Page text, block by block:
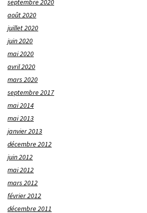
août 2020
juillet 2020
juin 2020
mai 2020
avril 2020
mars 2020
septembre 2017
mai 2014
mai 2013
janvier 2013
décembre 2012
juin 2012
mai 2012
mars 2012
février 2012
décembre 2011